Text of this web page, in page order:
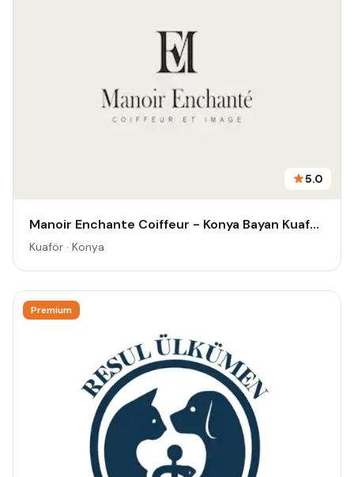
5.0
Manoir Enchante Coiffeur - Konya Bayan Kuaförü & Güzellik Salonu - Kadın Kuaförü -Meram Kuaför - Bayan Kuaförü - Konya Kuaför
Kuaför · Konya
Premium